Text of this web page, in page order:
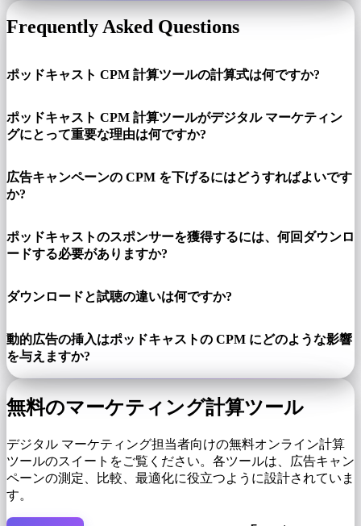
Frequently Asked Questions
ポッドキャスト CPM 計算ツールの計算式は何ですか?
ポッドキャスト CPM 計算ツールがデジタル マーケティン
グにとって重要な理由は何ですか?
広告キャンペーンの CPM を下げるにはどうすればよいです
か?
ポッドキャストのスポンサーを獲得するには、何回ダウンロ
ードする必要がありますか?
ダウンロードと試聴の違いは何ですか?
動的広告の挿入はポッドキャストの CPM にどのような影響
を与えますか?
無料のマーケティング計算ツール
デジタル マーケティング担当者向けの無料オンライン計算
ツールのスイートをご覧ください。各ツールは、広告キャン
ペーンの測定、比較、最適化に役立つように設計されていま
す。